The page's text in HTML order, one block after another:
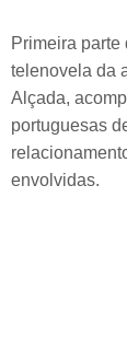
Primeira
telenovela da
Alçada,
portuguesas
envolvidas.